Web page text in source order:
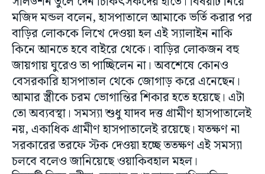
মজিদ মন্ডল বলেন, হাসপাতালে আমাকে ভর্তি করার পর
বাড়ির লোককে লিখে দেওয়া হল এই স্যালাইন নাকি
কিনে আনতে হবে বাইরে থেকে। বাড়ির লোকজন বহু
জায়গায় ঘুরেও তা পাচ্ছিলেন না। অবশেষে কোনও
বেসরকারি হাসপাতাল থেকে জোগাড় করে এনেছেন।
আমার স্ত্রীকে চরম ভোগান্তির শিকার হতে হয়েছে। এটা
তো অব্যবস্থা। সমস্যা শুধু যাদব দত্ত গ্রামীণ হাসপাতালেই
নয়, একাধিক গ্রামীণ হাসপাতালেই রয়েছে। যতক্ষণ না
সরকারের তরফে স্টক দেওয়া হচ্ছে ততক্ষণ এই সমস্যা
চলবে বলেও জানিয়েছে ওয়াকিবহাল মহল।